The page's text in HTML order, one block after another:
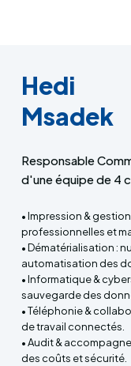
Hedi
Msadek
Responsable
d'une équipe de 4
• Impression &
professionnelles et
• Dématérialisation :
automatisation des
• Informatique &
sauvegarde des
• Téléphonie &
de travail connectés.
• Audit &
des coûts et sécurité.